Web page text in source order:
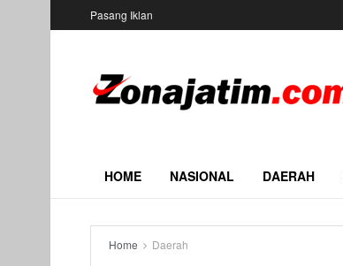
Pasang Iklan
HOME NASIONAL DAERAH
Home Daerah